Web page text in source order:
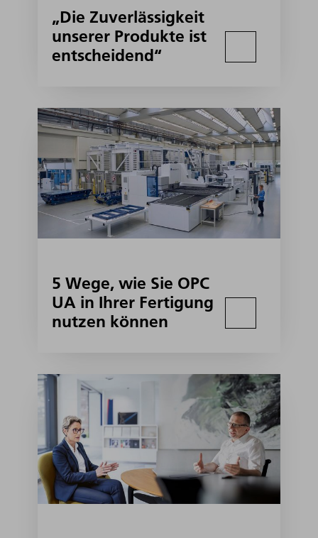
„Die Zuverlässigkeit
unserer Produkte ist
entscheidend“
5 Wege, wie Sie OPC
UA in Ihrer Fertigung
nutzen können